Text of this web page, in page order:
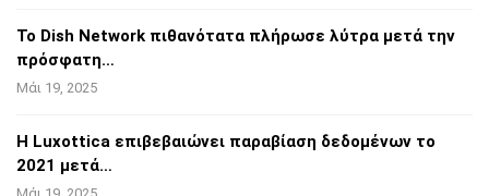
Το Dish Network πιθανότατα πλήρωσε λύτρα μετά την
πρόσφατη…
Μάι 19, 2025
Η Luxottica επιβεβαιώνει παραβίαση δεδομένων το
2021 μετά…